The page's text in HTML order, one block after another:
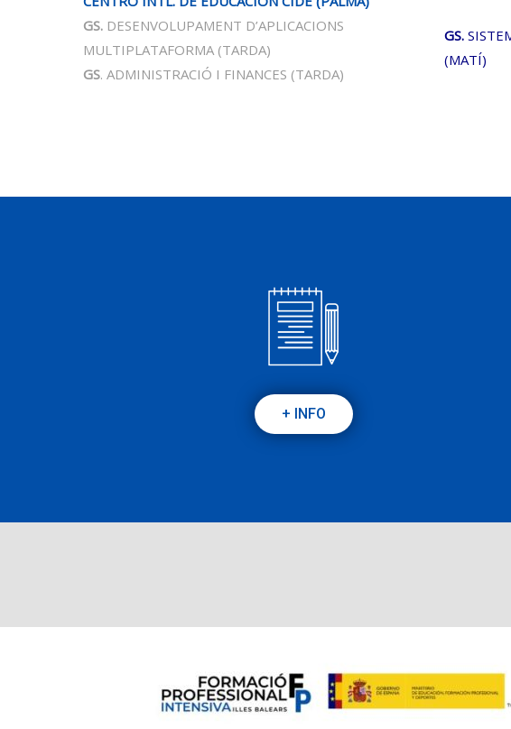
GS. DESENVOLUPAMENT D’APLICACIONS
MULTIPLATAFORMA (TARDA)
GS. ADMINISTRACIÓ I FINANCES (TARDA)
GS.
(MATÍ)
+ INFO